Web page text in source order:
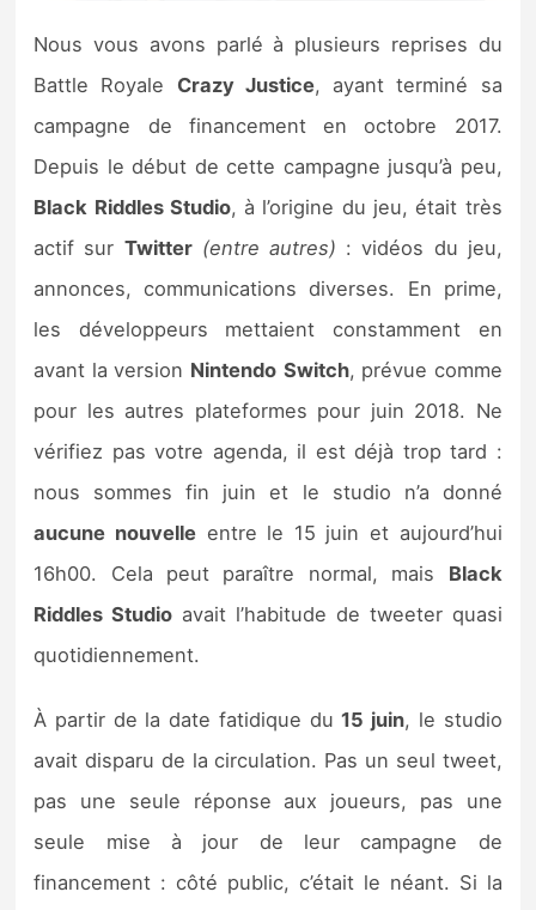
Tests et previews
Tests de jeux
Tests d’accessoires
Autres tests
Précommandes
Précommandes jeux Switch 2
Sorties de jeux
Bons plans
Guides
Nous vous avons parlé à plusieurs reprises du
Battle Royale Crazy Justice, ayant terminé sa
campagne de financement en octobre 2017.
Depuis le début de cette campagne jusqu’à peu,
Black Riddles Studio, à l’origine du jeu, était très
actif sur Twitter(entre autres) : vidéos du jeu,
annonces, communications diverses. En prime,
les développeurs mettaient constamment en
avant la version Nintendo Switch, prévue comme
pour les autres plateformes pour juin 2018. Ne
vérifiez pas votre agenda, il est déjà trop tard :
nous sommes fin juin et le studio n’a donné
aucune nouvelleentre le 15 juin et aujourd’hui
16h00. Cela peut paraître normal, mais Black
Riddles Studio avait l’habitude de tweeter quasi
quotidiennement.
À partir de la date fatidique du15 juin, le studio
avait disparu de la circulation. Pas un seul tweet,
pas une seule réponse aux joueurs, pas une
seule mise à jour de leur campagne de
financement : côté public, c’était le néant. Si la